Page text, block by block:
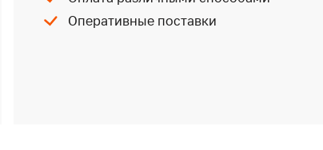
Оперативные поставки